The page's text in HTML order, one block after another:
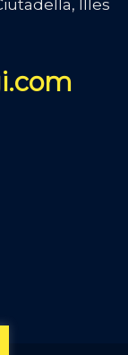
Illes